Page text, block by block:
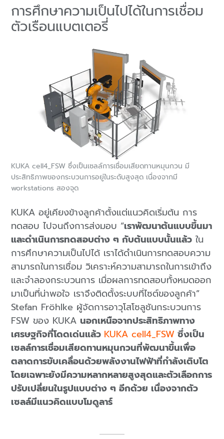
การศึกษาความเป็นไปได้ในการเชื่อม
ตัวเรือนแบตเตอรี่
KUKA อยู่เคียงข้างลูกค้าตั้งแต่แนวคิดเริ่มต้น การ
ทดสอบ ไปจนถึงการส่งมอบ “เราพัฒนาต้นแบบขึ้นมา
และดำเนินการทดสอบต่าง ๆ กับต้นแบบนั้นแล้ว ใน
การศึกษาความเป็นไปได้ เราได้ดำเนินการทดสอบความ
สามารถในการเชื่อม วิเคราะห์ความสามารถในการเข้าถึง
และจำลองกระบวนการ เมื่อผลการทดสอบทั้งหมดออก
มาเป็นที่น่าพอใจ เราจึงติดตั้งระบบที่ไซต์ของลูกค้า”
Stefan Fröhlke ผู้จัดการอาวุโสโซลูชันกระบวนการ
FSW ของ KUKAนอกเหนือจากประสิทธิภาพทาง
เศรษฐกิจที่โดดเด่นแล้ว KUKA cell4_FSW ซึ่งเป็น
เซลล์การเชื่อมเสียดทานหมุนกวนที่พัฒนาขึ้นเพื่อ
ตลาดการขับเคลื่อนด้วยพลังงานไฟฟ้าที่กำลังเติบโต
โดยเฉพาะยังมีความหลากหลายสูงสุดและตัวเลือกการ
ปรับเปลี่ยนในรูปแบบต่าง ๆ อีกด้วย เนื่องจากตัว
เซลล์มีแนวคิดแบบโมดูลาร์
KUKA cell4_FSW ซึ่งเป็นเซลล์การเชื่อมเสียดทานหมุนกวน มี
ประสิทธิภาพของกระบวนการอยู่ในระดับสูงสุด เนื่องจากมี
workstations สองจุด